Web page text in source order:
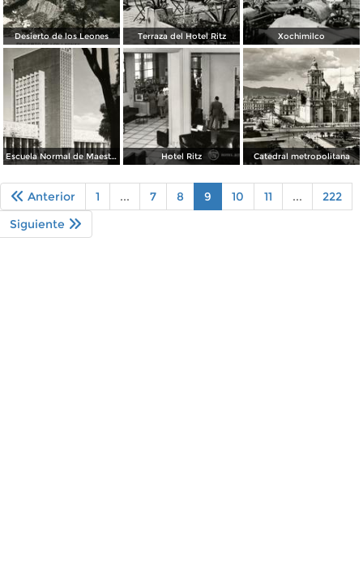
Desierto de los Leones Terraza del Hotel Ritz Xochimilco
Escuela Normal de Maestros Hotel Ritz Catedral metropolitana
Anterior 1 ... 7 8 9 10 11 ...
222
Siguiente